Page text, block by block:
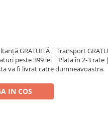
GRATUITĂ | Transport
peste 399 lei | Plata în 2-3 rate
va fi livrat catre dumneavoastra.
IN COS